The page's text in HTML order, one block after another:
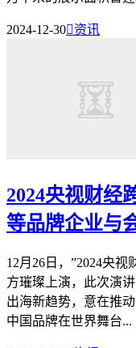
2024-12-30资讯
2024央视财经
等品牌企业与
12月26日，”2024央
方璀璨上演，此次演
出海新趋势，意在推
中国品牌在世界舞台...